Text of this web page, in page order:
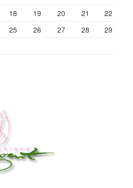
18 19 20 21
22
25 26 27 28
29